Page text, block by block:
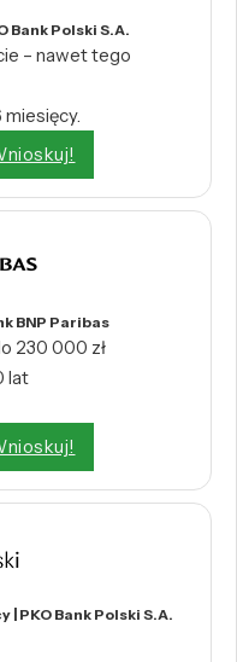
Bank Polski S.A.
– nawet tego
miesięcy.
BNP Paribas
230 000 zł
lat
PKO Bank Polski S.A.